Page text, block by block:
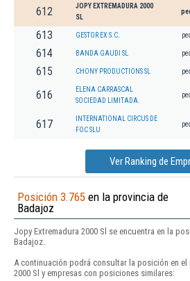
612
JOPY EXTREMADURA 2000
SL
613 GESTOR EX S.C.
614 BANDA GAUDI SL
615 CHONY PRODUCTIONS SL
616
ELENA CARRASCAL
SOCIEDAD LIMITADA.
617
INTERNATIONAL CIRCUS DE
FOC SLU
Ver Ranking de
Posición 3.765 en la provincia de
Badajoz
Jopy Extremadura 2000 Sl se encuentra en la
Badajoz.
A continuación podrá consultar la posición en el
2000 Sl y empresas con posiciones similares: